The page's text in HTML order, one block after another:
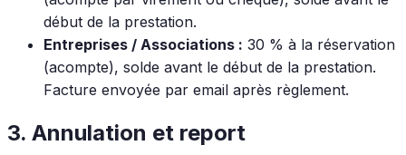
début de la prestation.
Entreprises / Associations : 30 % à la réservation
(acompte), solde avant le début de la prestation.
Facture envoyée par email après règlement.
3. Annulation et report